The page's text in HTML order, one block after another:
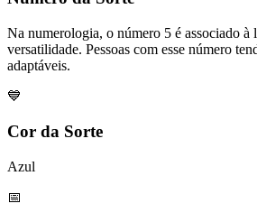
Na numerologia, o número 5 é associado à
versatilidade. Pessoas com esse número
adaptáveis.
💙
Cor da Sorte
Azul
📅